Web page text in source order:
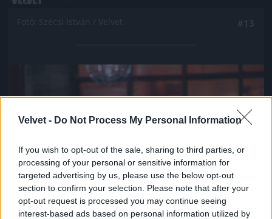
Velvet - Do Not Process My Personal Information
If you wish to opt-out of the sale, sharing to third parties, or
processing of your personal or sensitive information for
targeted advertising by us, please use the below opt-out
section to confirm your selection. Please note that after your
opt-out request is processed you may continue seeing
interest-based ads based on personal information utilized by
Jön még kép!